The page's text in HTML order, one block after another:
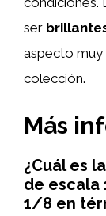
ser
aspecto muy
colección.
Más
¿Cuál es
de escala
1/8 en